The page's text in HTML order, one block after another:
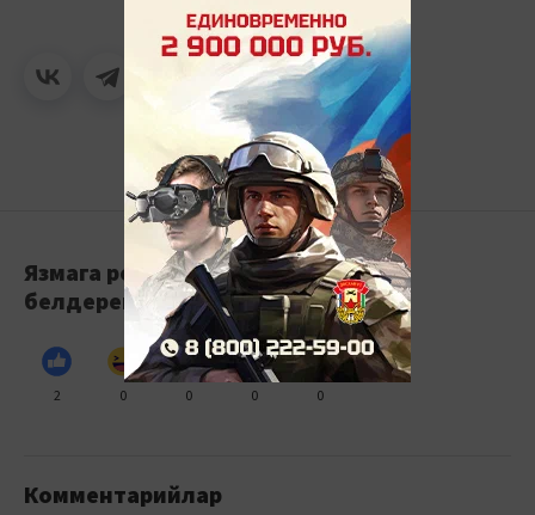
Язмага реакция
белдерегез
2 0 0 0 0
Комментарийлар